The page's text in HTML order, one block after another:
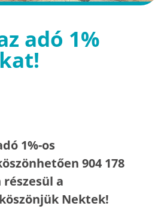
adó 1%
1%-os
904 178
a
Nektek!